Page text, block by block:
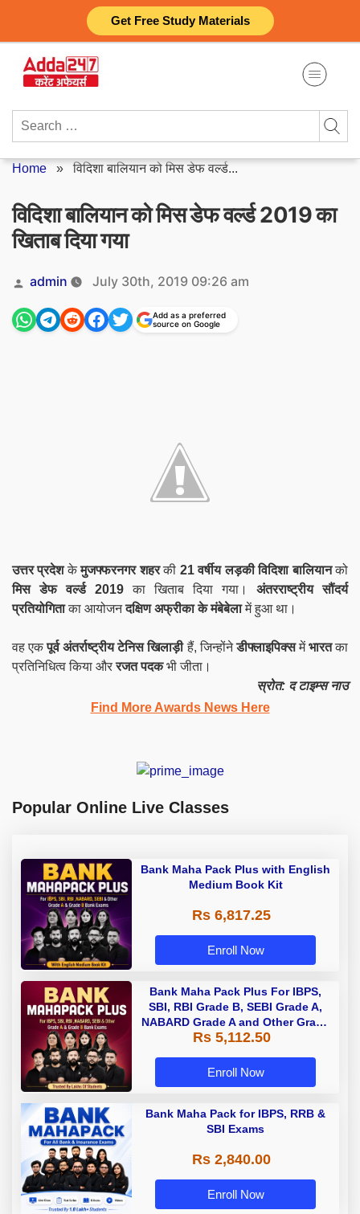
Get Free Study Materials
content
Search
Home »विदिशा बालियान को मिस डेफ वर्ल्ड...
विदिशा बालियान को मिस डेफ वर्ल्ड 2019 का
खिताब दिया गया
Posted
by
admin July 30th, 2019 09:26 am
Add as a preferred
source on Google
उत्तर प्रदेशकेमुजफ्फरनगर शहरकी 21 वर्षीय लड़की विदिशा बालियानको
मिस डेफ वर्ल्ड 2019 का खिताब दिया गया।
अंतरराष्ट्रीय सौंदर्य
प्रतियोगिताका आयोजनदक्षिण अफ्रीका के मंबेबेलामें हुआ था।
वह एकपूर्व अंतर्राष्ट्रीय टेनिस खिलाड़ीहैं, जिन्होंनेडीफ्लाइपिक्समेंभारतका
प्रतिनिधित्व किया औररजत पदकभी जीता।
स्रोत: द टाइम्स नाउ
Find More Awards News Here
Popular Online Live Classes
Bank Maha Pack Plus with English
Medium Book Kit
Rs 6,817.25
Enroll Now
Bank Maha Pack Plus For IBPS,
SBI, RBI Grade B, SEBI Grade A,
NABARD Grade A and Other Grade
A & Grade B Bank Exams
Rs 5,112.50
Enroll Now
Bank Maha Pack for IBPS, RRB &
SBI Exams
Rs 2,840.00
Enroll Now